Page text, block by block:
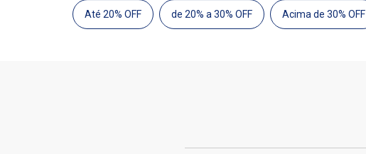
Até 20% OFF de 20% a 30% OFF Acima de 30% OFF